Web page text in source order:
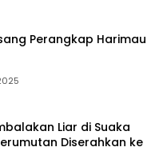
Perangkap Harimau
Liar di Suaka
Diserahkan ke